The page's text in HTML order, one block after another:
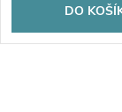
DO